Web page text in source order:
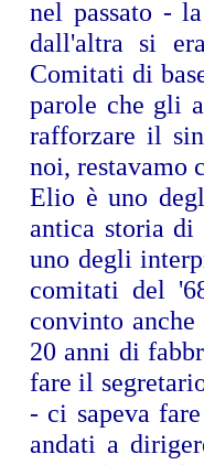
nel passato -
dall'altra si
Comitati di
parole che gli
rafforzare il
noi, restavamo
Elio è uno
antica storia di
uno degli
comitati del
convinto
20 anni di
fare il
- ci sapeva
andati a